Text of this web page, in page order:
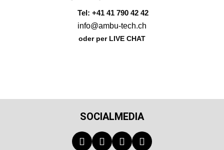
Tel: +41 41 790 42 42
info@ambu-tech.ch
oder per LIVE CHAT
SOCIALMEDIA